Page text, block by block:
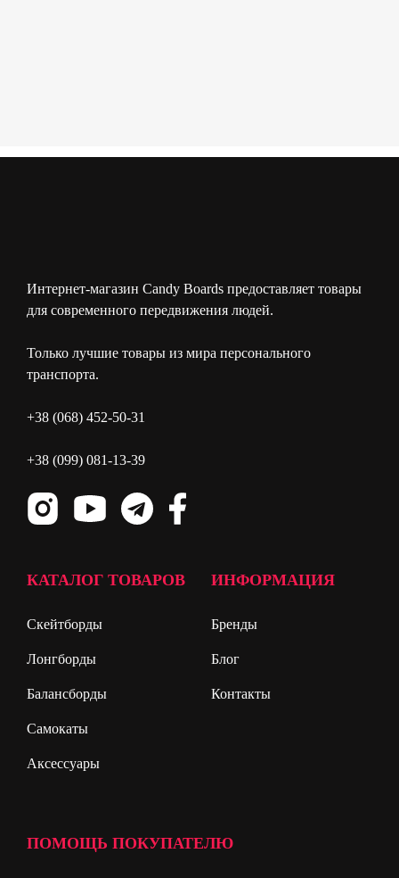
Интернет-магазин Candy Boards предоставляет товары
для современного передвижения людей.
Только лучшие товары из мира персонального
транспорта.
+38 (068) 452-50-31
+38 (099) 081-13-39
КАТАЛОГ ТОВАРОВ
Скейтборды
Лонгборды
Балансборды
Самокаты
Аксессуары
ИНФОРМАЦИЯ
Бренды
Блог
Контакты
ПОМОЩЬ ПОКУПАТЕЛЮ